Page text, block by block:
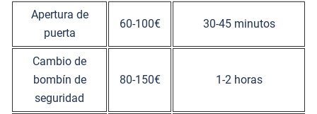
Apertura de
puerta
60-100€ 30-45 minutos
Cambio de
bombín de
seguridad
80-150€ 1-2 horas